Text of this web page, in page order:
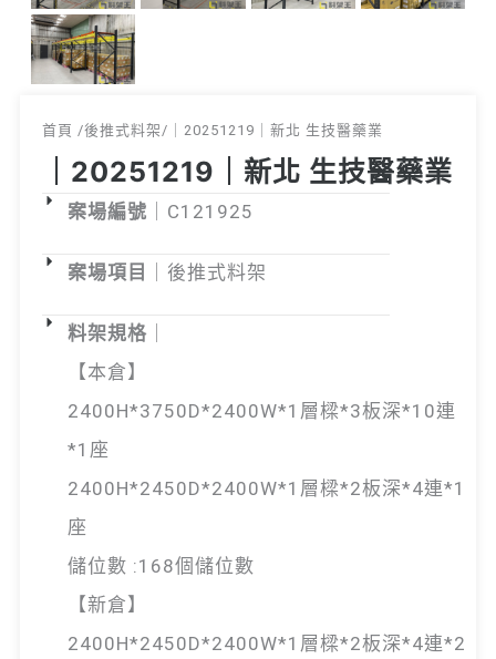
首頁 /後推式料架/｜20251219｜新北 生技醫藥業
｜20251219｜新北 生技醫藥業
案場編號 ｜C121925
案場項目 ｜後推式料架
料架規格
【本倉】
2400H*3750D*2400W*1層樑*3板深*10連
*1座
2400H*2450D*2400W*1層樑*2板深*4連*1
座
儲位數 :168個儲位數
【新倉】
2400H*2450D*2400W*1層樑*2板深*4連*2